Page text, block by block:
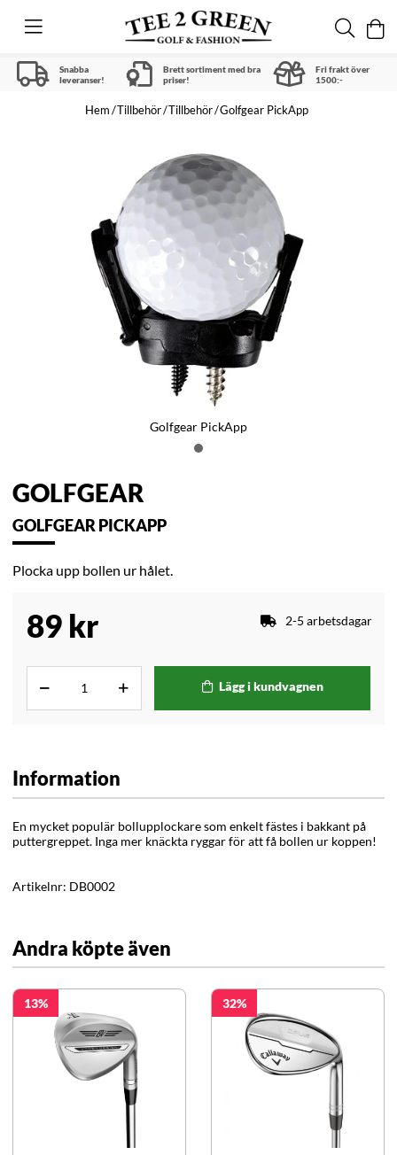
Snabba
leveranser!
Brett sortiment med bra
priser!
Fri frakt över
1500:-
Hem Tillbehör Tillbehör Golfgear PickApp
Golfgear PickApp
GOLFGEAR
GOLFGEAR PICKAPP
Plocka upp bollen ur hålet.
89 kr 2-5 arbetsdagar
Lägg i kundvagnen
Information
En mycket populär bollupplockare som enkelt fästes i bakkant på
puttergreppet. Inga mer knäckta ryggar för att få bollen ur koppen!
Artikelnr: DB0002
Andra köpte även
13 32